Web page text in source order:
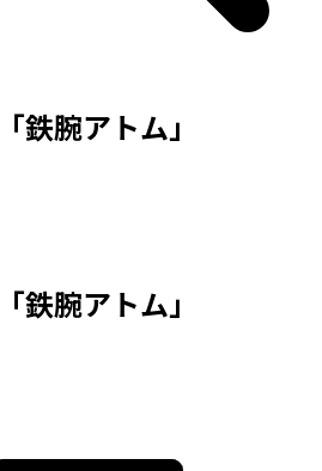
鉄腕アトム」
鉄腕アトム」